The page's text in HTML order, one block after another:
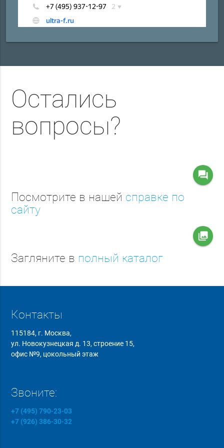
Остались
вопросы?
question_answer
Посмотрите в нашей справке по
сайту
collections
Загляните в полный каталог
Контакты
115184, г. Москва,
ул. Новокузнецкая д. 13, строение 15,
офис №9, цокольный этаж
Звоните:
+7 (495) 790-23-03
+7 (926) 386-30-32